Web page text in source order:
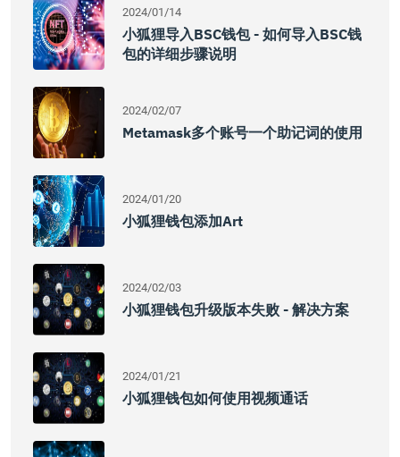
2024/01/14
小狐狸导入BSC钱包 - 如何导入BSC钱
包的详细步骤说明
2024/02/07
Metamask多个账号一个助记词的使用
2024/01/20
小狐狸钱包添加art
2024/02/03
小狐狸钱包升级版本失败 - 解决方案
2024/01/21
小狐狸钱包如何使用视频通话